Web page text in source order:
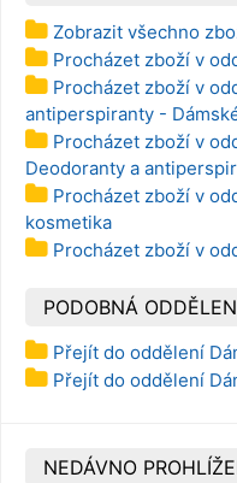
Zobrazit všechno
Procházet zboží v
Procházet zboží v
antiperspiranty -
Procházet zboží v
Deodoranty a
Procházet zboží v
kosmetika
Procházet zboží v
PODOBNÁ
Přejít do oddělení
Přejít do oddělení
NEDÁVNO